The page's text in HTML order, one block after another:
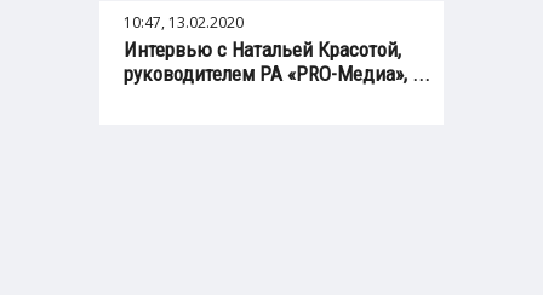
10:47, 13.02.2020
Интервью с Натальей Красотой,
руководителем РА «PRO-Медиа», ...